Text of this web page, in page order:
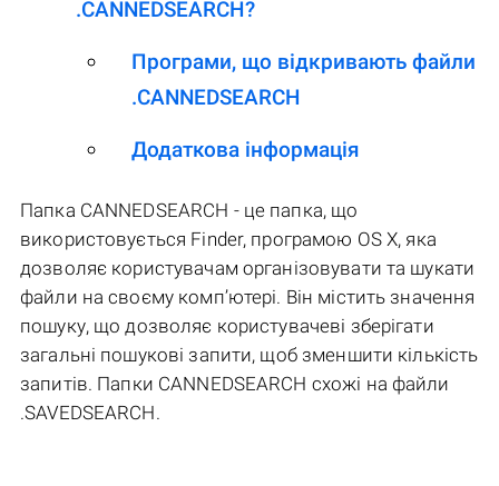
.CANNEDSEARCH?
Програми, що відкривають файли
.CANNEDSEARCH
Додаткова інформація
Папка CANNEDSEARCH - це папка, що
використовується Finder, програмою OS X, яка
дозволяє користувачам організовувати та шукати
файли на своєму комп’ютері. Він містить значення
пошуку, що дозволяє користувачеві зберігати
загальні пошукові запити, щоб зменшити кількість
запитів. Папки CANNEDSEARCH схожі на файли
.SAVEDSEARCH.